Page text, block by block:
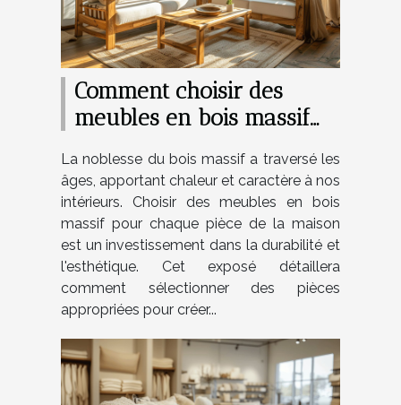
Comment choisir des
meubles en bois massif
maison
La noblesse du bois massif a traversé les
âges, apportant chaleur et caractère à nos
intérieurs. Choisir des meubles en bois
massif pour chaque pièce de la maison
est un investissement dans la durabilité et
l'esthétique. Cet exposé détaillera
comment sélectionner des pièces
appropriées pour créer...